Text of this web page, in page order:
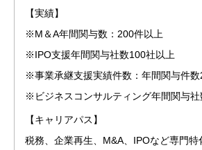
【実績】
※M＆A年間関与数：200件以上
※IPO支援年間関与社数100社以上
※事業承継支援実績件数：年間関与件
※ビジネスコンサルティング年間関与
【キャリアパス】
税務、企業再生、M&A、IPOなど専門特